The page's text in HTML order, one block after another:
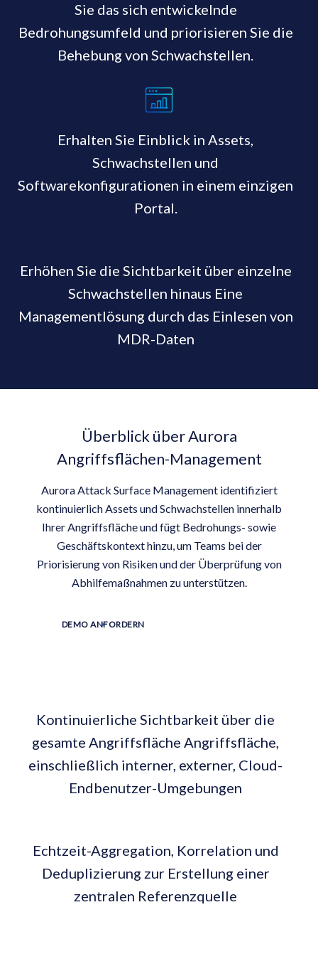
Sie das sich entwickelnde
Bedrohungsumfeld und priorisieren Sie die
Behebung von Schwachstellen.
Erhalten Sie Einblick in Assets,
Schwachstellen und
Softwarekonfigurationen in einem einzigen
Portal.
Erhöhen Sie die Sichtbarkeit über einzelne
Schwachstellen hinaus Eine
Managementlösung durch das Einlesen von
MDR-Daten
Überblick über Aurora
Angriffsflächen-Management
Aurora Attack Surface Management identifiziert
kontinuierlich Assets und Schwachstellen innerhalb
Ihrer Angriffsfläche und fügt Bedrohungs- sowie
Geschäftskontext hinzu, um Teams bei der
Priorisierung von Risiken und der Überprüfung von
Abhilfemaßnahmen zu unterstützen.
DEMO ANFORDERN
Kontinuierliche Sichtbarkeit über die
gesamte Angriffsfläche Angriffsfläche,
einschließlich interner, externer, Cloud-
Endbenutzer-Umgebungen
Echtzeit-Aggregation, Korrelation und
Deduplizierung zur Erstellung einer
zentralen Referenzquelle